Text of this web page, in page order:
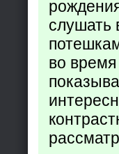
слушать
во